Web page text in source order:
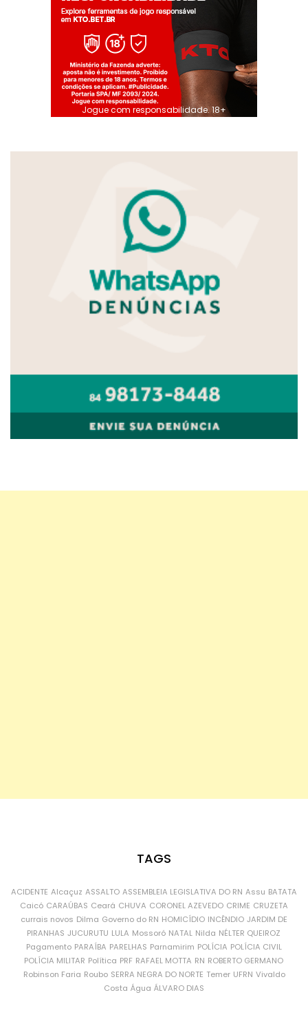
Jogue com responsabilidade. 18+
TAGS
ACIDENTE Alcaçuz ASSALTO ASSEMBLEIA LEGISLATIVA DO RN Assu BATATA
Caicó CARAÚBAS Ceará CHUVA CORONEL AZEVEDO CRIME CRUZETA
currais novos Dilma Governo do RN HOMICÍDIO INCÊNDIO JARDIM DE
PIRANHAS JUCURUTU LULA Mossoró NATAL Nilda NÉLTER QUEIROZ
Pagamento PARAÍBA PARELHAS Parnamirim POLÍCIA POLÍCIA CIVIL
POLÍCIA MILITAR Política PRF RAFAEL MOTTA RN ROBERTO GERMANO
Robinson Faria Roubo SERRA NEGRA DO NORTE Temer UFRN Vivaldo
Costa Água ÁLVARO DIAS